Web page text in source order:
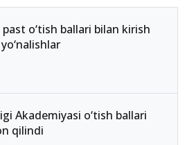
o‘tish ballari bilan kirish